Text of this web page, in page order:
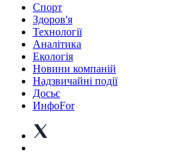
Спорт
Здоров'я
Технології
Аналітика
Екологія
Новини компаній
Надзвичайні події
Досьє
ИнфоFor